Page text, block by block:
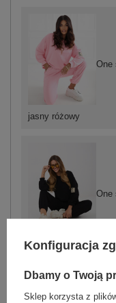
jasny różowy
One
czarny
One
Konfiguracja
Dbamy o Twoją
Sklep korzysta z